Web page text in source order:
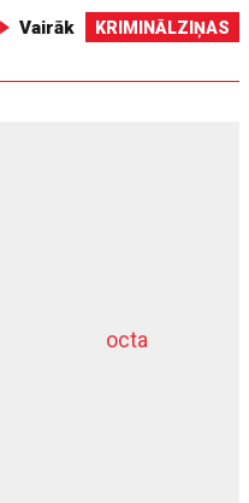
Vairāk KRIMINĀLZIŅAS
octa
dziļurbums